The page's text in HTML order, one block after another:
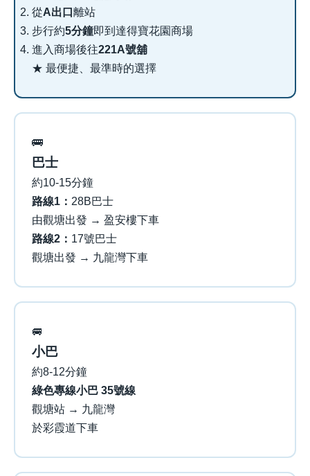
從A出口 離站
步行約5分鐘即到達得寶花園商場
進入商場後往221A號舖
★ 最便捷、最準時的選擇
🚌
巴士
約10-15分鐘
路線1： 28B巴士
由觀塘出發 → 盈安樓下車
路線2： 17號巴士
觀塘出發 → 九龍灣下車
🚐
小巴
約8-12分鐘
綠色專線小巴 35號線
觀塘站 → 九龍灣
於彩霞道下車